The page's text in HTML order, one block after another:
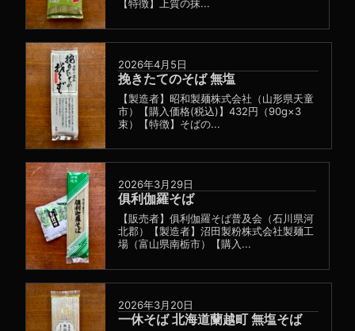
【特徴】上質の抹...
2026年4月5日
挽きたてのそば 無塩
【製造者】昭和製麺株式会社（山形県天童
市）【購入価格(税込)】432円（90g×3
束）【特徴】そばの...
2026年3月29日
俱利伽羅そば
【販売者】俱利伽羅そば普及会（石川県河
北郡）【製造者】沼田製粉株式会社製麺工
場（富山県南栃市）【購入...
2026年3月20日
一休そば 北海道蘭越町 無塩そば